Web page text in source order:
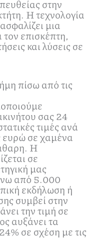
στην
Η τεχνολογία
μια
τον επισκέπτη,
και λύσεις σε
πίσω από τις
σας 24
τιμές ανά
ευρώ σε χαμένα
Η
σε
μας
από 5.000
εκδήλωση ή
συμβεί στην
την τιμή σε
αυξάνει τα
σε σχέση με τις